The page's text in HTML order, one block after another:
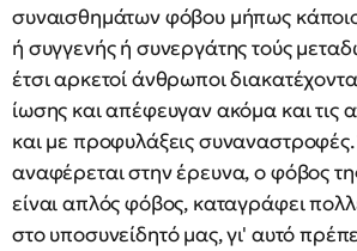
συναισθημάτων φόβου μήπως
ή συγγενής ή συνεργάτης τούς
έτσι αρκετοί άνθρωποι
ίωσης και απέφευγαν ακόμα και τις
και με προφυλάξεις
αναφέρεται στην έρευνα, ο φόβος
είναι απλός φόβος, καταγράφει
στο υποσυνείδητό μας, γι' αυτό